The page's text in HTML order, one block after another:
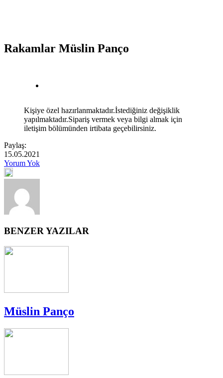
Rakamlar Müslin Panço
Kişiye özel hazırlanmaktadır.İstediğiniz değişiklik
yapılmaktadır.Sipariş vermek veya bilgi almak için
iletişim bölümünden irtibata geçebilirsiniz.
Paylaş:
15.05.2021
Yorum Yok
BENZER YAZILAR
Müslin Panço